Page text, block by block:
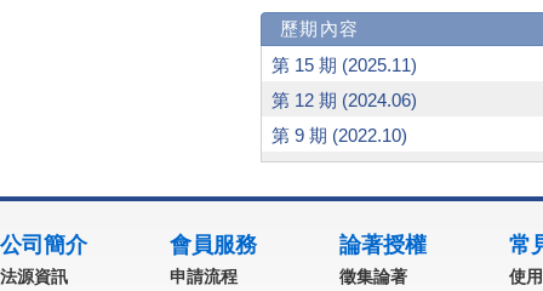
歷期內容
第 15 期 (2025.11)
第 12 期 (2024.06)
第 9 期 (2022.10)
公司簡介
法源資訊
會員服務
申請流程
論著授權
徵集論著
常
使